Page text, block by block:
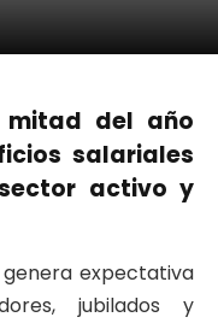
mitad del año
salariales
activo y
expectativa
jubilados y